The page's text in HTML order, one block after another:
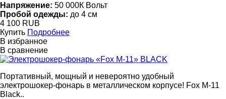
Напряжение: 50 000К Вольт
Пробой одежды: до 4 см
4 100 RUB
Купить Подробнее
В избранное
В сравнение
Портативный, мощный и невероятно удобный
электрошокер-фонарь в металлическом корпусе! Fox M-11
Black..